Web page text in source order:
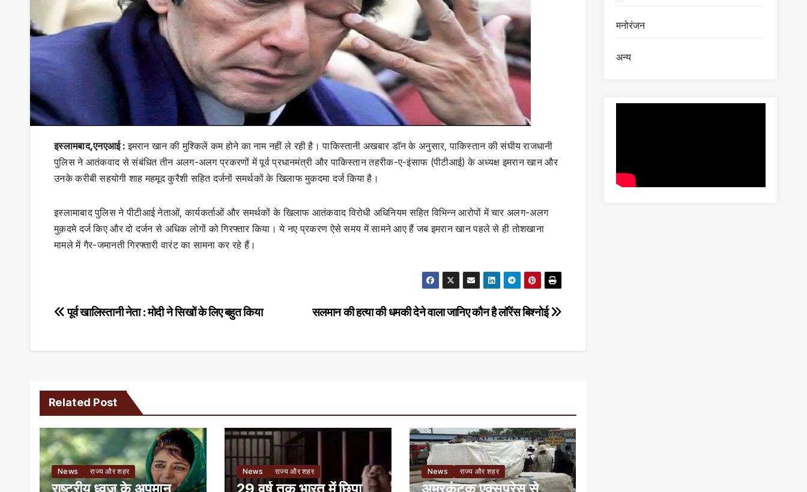
इस्लामबाद,एनएआई :इमरान खान की मुश्किलें कम होने का नाम नहीं ले रही है। पाकिस्तानी अखबार डॉन के अनुसार, पाकिस्तान की संघीय राजधानी
पुलिस ने आतंकवाद से संबंधित तीन अलग-अलग प्रकरणों में पूर्व प्रधानमंत्री और पाकिस्तान तहरीक-ए-इंसाफ (पीटीआई) के अध्यक्ष इमरान खान और
उनके करीबी सहयोगी शाह महमूद कुरैशी सहित दर्जनों समर्थकों के खिलाफ मुकदमा दर्ज किया है।
इस्लामाबाद पुलिस ने पीटीआई नेताओं, कार्यकर्ताओं और समर्थकों के खिलाफ आतंकवाद विरोधी अधिनियम सहित विभिन्न आरोपों में चार अलग-अलग
मुक़दमे दर्ज किए और दो दर्जन से अधिक लोगों को गिरफ्तार किया। ये नए प्रकरण ऐसे समय में सामने आए हैं जब इमरान खान पहले से ही तोशखाना
मामले में गैर-जमानती गिरफ्तारी वारंट का सामना कर रहे हैं।
Post
सलमान की हत्या की धमकी देने वाला जानिए कौन है लॉरेंस बिश्नोई
पूर्व खालिस्तानी नेता : मोदी ने सिखों के लिए बहुत किया
Related Post
News राज्य और शहर News राज्य और शहर News राज्य और शहर
मनोरंजन
अन्य